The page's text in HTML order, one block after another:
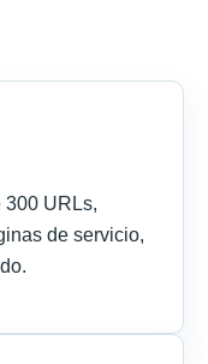
300 URLs,
de servicio,